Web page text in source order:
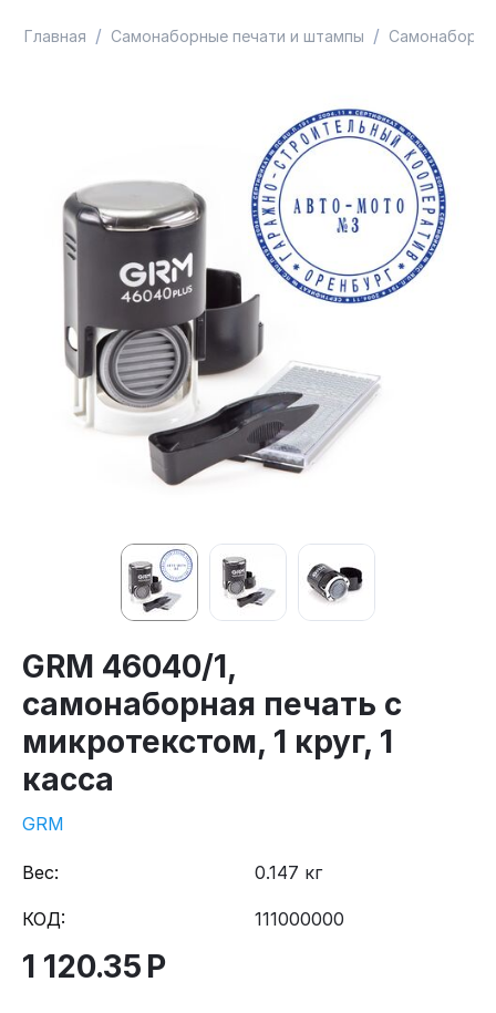
Главная / Самонаборные печати и штампы /
GRM 46040/1,
самонаборная печать с
микротекстом, 1 круг, 1
касса
GRM
Вес: 0.147 кг
КОД: 111000000
1 120.35 Р